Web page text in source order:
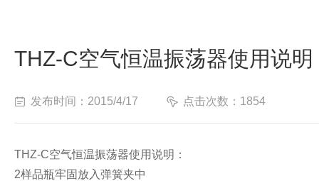
THZ-C空气恒温振荡器使用说明
发布时间：2015/4/17 点击次数：1854
THZ-C空气恒温振荡器使用说明：
2样品瓶牢固放入弹簧夹中